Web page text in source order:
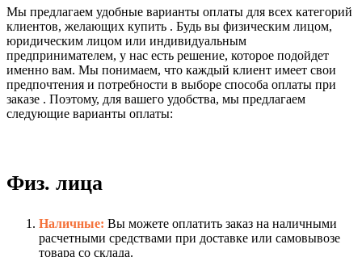
Мы предлагаем удобные варианты оплаты для всех категорий
клиентов, желающих купить . Будь вы физическим лицом,
юридическим лицом или индивидуальным
предпринимателем, у нас есть решение, которое подойдет
именно вам. Мы понимаем, что каждый клиент имеет свои
предпочтения и потребности в выборе способа оплаты при
заказе . Поэтому, для вашего удобства, мы предлагаем
следующие варианты оплаты:
Физ. лица
Наличные: Вы можете оплатить заказ на наличными
расчетными средствами при доставке или самовывозе
товара со склада.